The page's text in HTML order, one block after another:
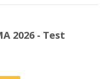
2026 - Test